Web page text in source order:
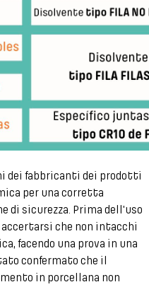
dei fabbricanti dei prodotti
per una corretta
di sicurezza. Prima dell'uso
che non intacchi
facendo una prova in una
confermato che il
in porcellana non